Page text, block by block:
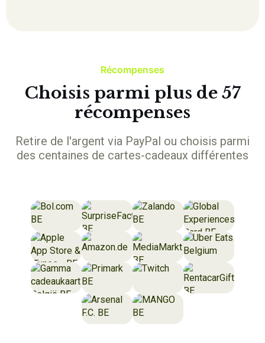
Récompenses
Choisis parmi plus de 57
récompenses
Retire de l'argent via PayPal ou choisis parmi
des centaines de cartes-cadeaux différentes